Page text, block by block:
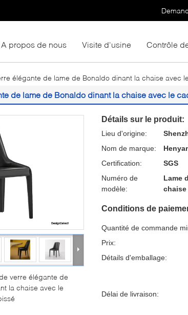
A propos de nous Visite d'usine Contrôle
élégante de lame de Bonaldo dinant la chaise avec
de lame de Bonaldo dinant la chaise avec le
verre élégante de
la chaise avec le
Détails sur le produit:
Lieu d'origine:
Nom de marque:
Certification:
SGS
Numéro de
modèle:
Lame
chaise
Conditions de
Quantité de commande
Prix:
Détails d'emballage:
Délai de livraison: